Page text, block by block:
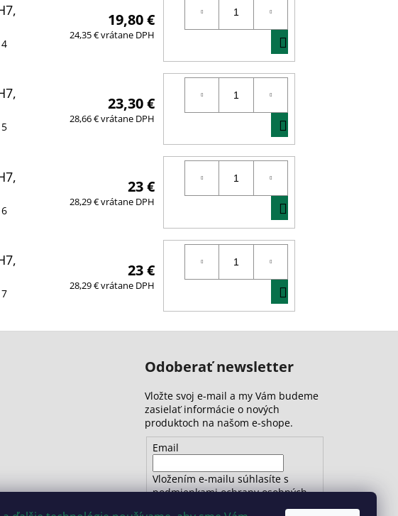
19,80 €
24,35 € vrátane DPH
KOŠÍKA
23,30 €
28,66 € vrátane DPH
KOŠÍKA
23 €
28,29 € vrátane DPH
KOŠÍKA
23 €
28,29 € vrátane DPH
KOŠÍKA
Odoberať newsletter
Vložte svoj e-mail a my Vám budeme
zasielať informácie o nových
produktoch na našom e-shope.
Email
Vložením e-mailu súhlasíte s
podmienkami ochrany osobných